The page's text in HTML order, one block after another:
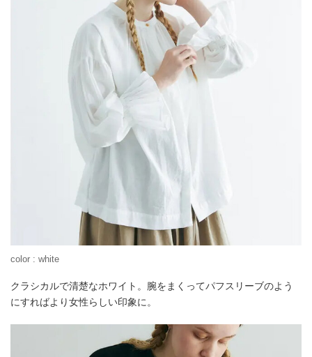
color : white
クラシカルで清楚なホワイト。腕をまくってパフスリーブのよう
にすればより女性らしい印象に。